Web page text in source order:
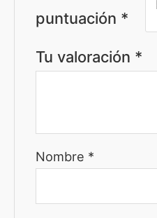
puntuación *
Tu valoración *
Nombre *